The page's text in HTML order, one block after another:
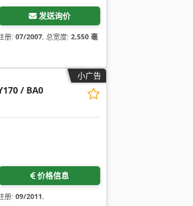
发送询价
册: 07/2007, 总宽度: 2,550 毫
小广告
/ BA0
价格信息
册: 09/2011,